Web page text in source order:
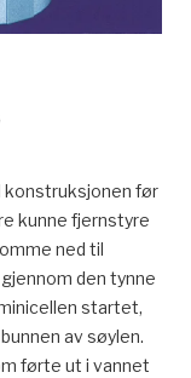
konstruksjonen før
kunne fjernstyre
ned til
den tynne
startet,
av søylen.
førte ut i vannet